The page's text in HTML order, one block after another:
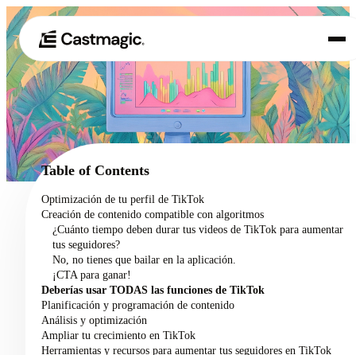
01 Producto
02 Casos de uso
Precios
Acerca de nosotros
Table of Contents
Optimización de tu perfil de TikTok
Creación de contenido compatible con algoritmos
¿Cuánto tiempo deben durar tus videos de TikTok para aumentar
tus seguidores?
No, no tienes que bailar en la aplicación.
¡CTA para ganar!
Deberías usar TODAS las funciones de TikTok
Planificación y programación de contenido
Análisis y optimización
Ampliar tu crecimiento en TikTok
Herramientas y recursos para aumentar tus seguidores en TikTok